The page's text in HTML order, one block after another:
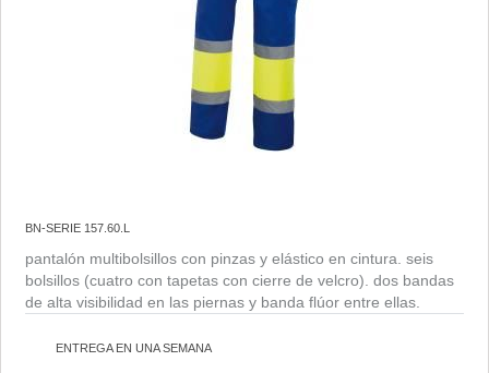
BN-SERIE 157.60.L
pantalón multibolsillos con pinzas y elástico en cintura. seis
bolsillos (cuatro con tapetas con cierre de velcro). dos bandas
de alta visibilidad en las piernas y banda flúor entre ellas.
ENTREGA EN UNA SEMANA